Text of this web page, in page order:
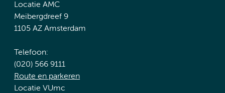
Locatie AMC
Meibergdreef 9
1105 AZ Amsterdam
Telefoon:
(020) 566 9111
Route en parkeren
Locatie VUmc